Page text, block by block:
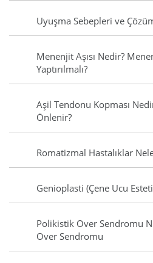
Uyuşma Sebepleri ve
Menenjit Aşısı Nedir?
Yaptırılmalı?
Aşil Tendonu Kopması
Önlenir?
Romatizmal Hastalıklar
Genioplasti (Çene Ucu
Polikistik Over Sendromu
Over Sendromu